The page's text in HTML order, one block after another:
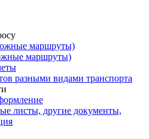
маршруты)
маршруты)
разными видами транспорта
листы, другие документы,